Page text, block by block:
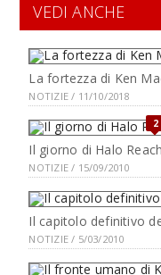
VEDI ANCHE
La fortezza di Ken
NOTIZIE / 11/10/2018
2
Il giorno di Halo Reach
NOTIZIE / 15/09/2010
Il capitolo definitivo
NOTIZIE / 5/03/2010